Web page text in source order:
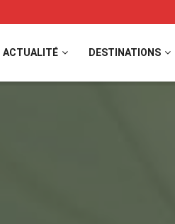
ACTUALITÉ DESTINATIONS